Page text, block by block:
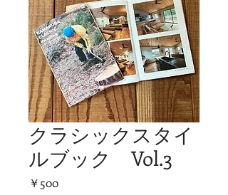
クラシックスタイ
ルブック Vol.3
￥500価格